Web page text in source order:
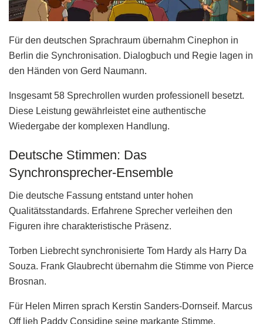
Für den deutschen Sprachraum übernahm Cinephon in
Berlin die Synchronisation. Dialogbuch und Regie lagen in
den Händen von Gerd Naumann.
Insgesamt 58 Sprechrollen wurden professionell besetzt.
Diese Leistung gewährleistet eine authentische
Wiedergabe der komplexen Handlung.
Deutsche Stimmen: Das
Synchronsprecher-Ensemble
Die deutsche Fassung entstand unter hohen
Qualitätsstandards. Erfahrene Sprecher verleihen den
Figuren ihre charakteristische Präsenz.
Torben Liebrecht synchronisierte Tom Hardy als Harry Da
Souza. Frank Glaubrecht übernahm die Stimme von Pierce
Brosnan.
Für Helen Mirren sprach Kerstin Sanders-Dornseif. Marcus
Off lieh Paddy Considine seine markante Stimme.